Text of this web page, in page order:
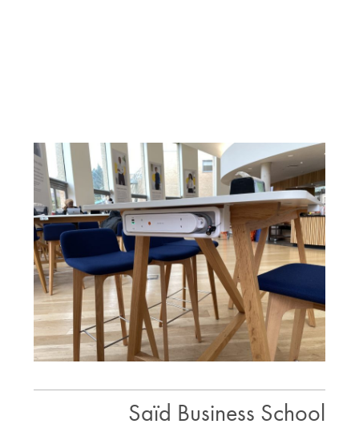
Saïd Business School